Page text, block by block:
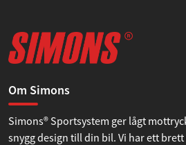
Om Simons
Simons® Sportsystem ger lågt
snygg design till din bil. Vi har ett